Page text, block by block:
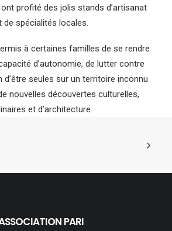
profité des jolis stands d’artisanat
de spécialités locales.
à certaines familles de se rendre
d’autonomie, de lutter contre
d’être seules sur un territoire inconnu
nouvelles découvertes culturelles,
et d’architecture.
PARI